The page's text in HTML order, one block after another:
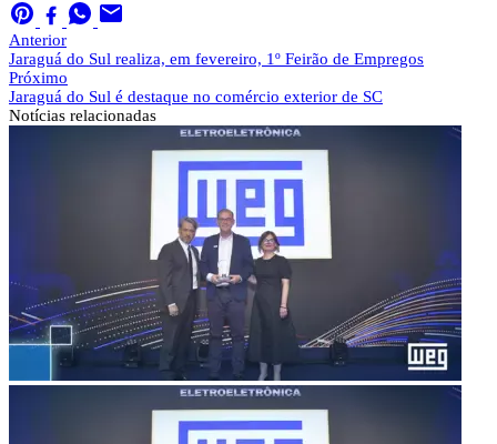
Anterior
Jaraguá do Sul realiza, em fevereiro, 1º Feirão de Empregos
Próximo
Jaraguá do Sul é destaque no comércio exterior de SC
Notícias relacionadas